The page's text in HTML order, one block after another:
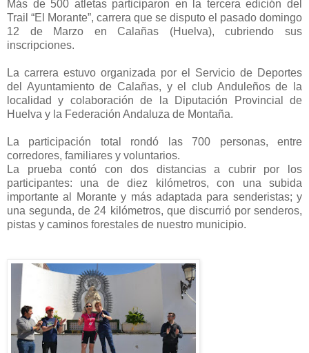
Más de 500 atletas participaron en la tercera edición del
Trail “El Morante”, carrera que se disputo el pasado domingo
12 de Marzo en Calañas (Huelva), cubriendo sus
inscripciones.
La carrera estuvo organizada por el Servicio de Deportes
del Ayuntamiento de Calañas, y el club Anduleños de la
localidad y colaboración de la Diputación Provincial de
Huelva y la Federación Andaluza de Montaña.
La participación total rondó las 700 personas, entre
corredores, familiares y voluntarios.
La prueba contó con dos distancias a cubrir por los
participantes: una de diez kilómetros, con una subida
importante al Morante y más adaptada para senderistas; y
una segunda, de 24 kilómetros, que discurrió por senderos,
pistas y caminos forestales de nuestro municipio.